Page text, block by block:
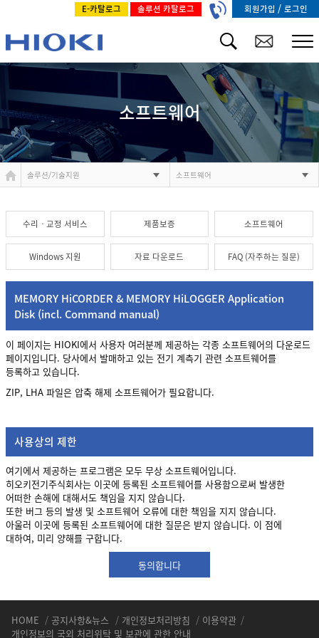
E-카탈로그 솔루션 카탈로그 회원가입 / 로그인
소프트웨어
솔루션/기술지원 소프트웨어
수리ㆍ교정 서비스 제품보증 소프트웨어
Windows 지원 자료 다운로드 FAQ (자주하는 질문)
MEMORY HiCORDER & MEMORY HiLOGGER Application
Disk (incl. Command manual)
이 페이지는 HIOKI에서 사용자 여러분께 제공하는 각종 소프트웨어의 다운로드
페이지입니다. 당사에서 발매하고 있는 전기 계측기 관련 소프트웨어를
등록하고 있습니다.
ZIP, LHA 파일은 압축 해제 소프트웨어가 필요합니다.
사용상의 제한
여기에서 제공하는 프로그램은 모두 무상 소프트웨어입니다.
히오키전기주식회사는 이곳에 등록된 소프트웨어를 사용함으로써 발생한
어떠한 손해에 대해서도 책임을 지지 않습니다.
또한 버그 등의 발생 및 소프트웨어 오류에 대한 책임을 지지 않습니다.
아울러 이곳에 등록된 소프트웨어에 대한 질문은 받지 않습니다. 이 점에
대하여, 미리 양해를 구합니다.
동의합니다
HOME / 공지사항&뉴스 / 개인정보처리방침 / 이용약관 /
개인정보의 국외 처리위탁 및 보관에 관한 안내